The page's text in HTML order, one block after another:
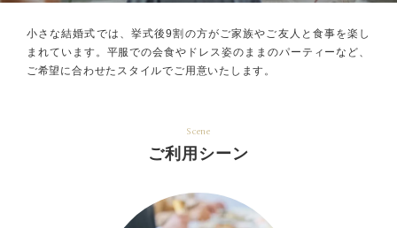
小さな結婚式では、挙式後9割の方がご家族やご友人と食事を楽し
まれています。 平服での会食やドレス姿のままのパーティーなど、
ご希望に合わせたスタイルでご用意いたします。
Scene
ご利用シーン